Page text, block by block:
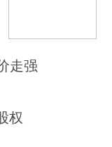
走强
权